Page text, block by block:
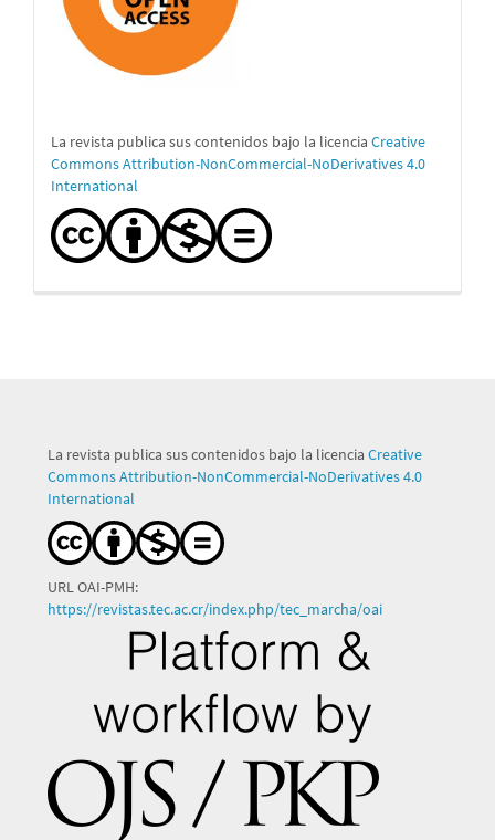
La revista publica sus contenidos bajo la licencia Creative
Commons Attribution-NonCommercial-NoDerivatives 4.0
International
La revista publica sus contenidos bajo la licencia Creative
Commons Attribution-NonCommercial-NoDerivatives 4.0
International
URL OAI-PMH:
https://revistas.tec.ac.cr/index.php/tec_marcha/oai